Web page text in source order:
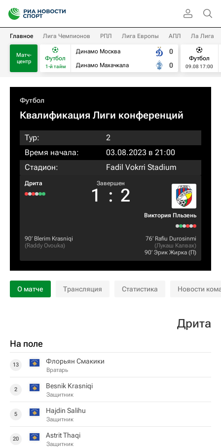
Главное Лига Чемпионов РПЛ Лига Европы АПЛ Ла Лига
Матч-
центр
Футбол
1-й тайм
Динамо Москва
Динамо Махачкала
0
0
Футбол
09.08 17:00
Футбол
Квалификация Лиги конференций
Тур:
2
Время начала:
03.08.2023 в 21:00
Стадион:
Fadil Vokrri Stadium
Дрита Завершен
1 : 2
Виктория Пльзень
90‎’‎ Blerim Krasniqi
(Raddy Ovouka)
76‎’‎ Rafiu Durosinmi
(Лукаш Калвах)
90‎’‎ Эрик Жирка (П)
О матче Трансляция Статистика Новости
Дрита
На поле
13 Флорьян Смакики
Вратарь
2 Besnik Krasniqi
Защитник
5 Hajdin Salihu
Защитник
20 Astrit Thaqi
Защитник